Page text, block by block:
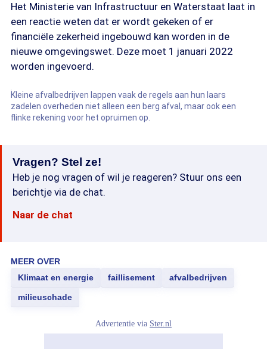
Het Ministerie van Infrastructuur en Waterstaat laat in
een reactie weten dat er wordt gekeken of er
financiële zekerheid ingebouwd kan worden in de
nieuwe omgevingswet. Deze moet 1 januari 2022
worden ingevoerd.
Kleine afvalbedrijven lappen vaak de regels aan hun laars
zadelen overheden niet alleen een berg afval, maar ook een
flinke rekening voor het opruimen op.
Vragen? Stel ze!
Heb je nog vragen of wil je reageren? Stuur ons een
berichtje via de chat.
Naar de chat
MEER OVER
Klimaat en energie
faillisement afvalbedrijven
milieuschade
Advertentie via Ster.nl